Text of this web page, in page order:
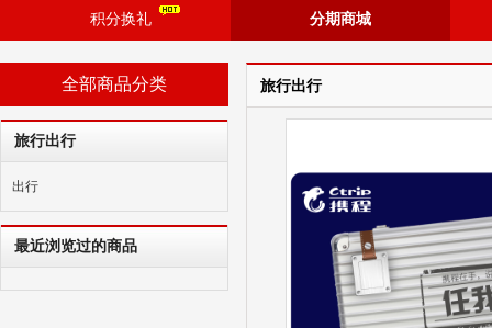
积分换礼 分期商城
全部商品分类
旅行出行
出行
最近浏览过的商品
旅行出行